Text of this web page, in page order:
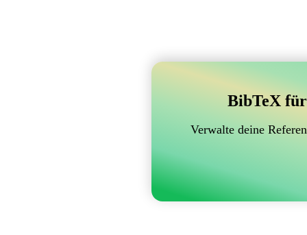
BibTeX
Verwalte deine